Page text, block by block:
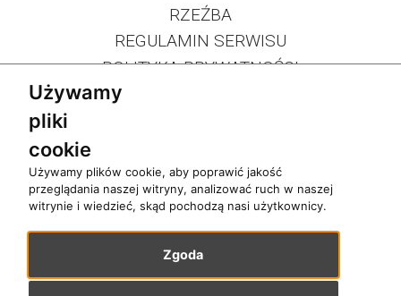
Używamy
pliki
cookie
Używamy plików cookie, aby poprawić jakość
przeglądania naszej witryny, analizować ruch w naszej
witrynie i wiedzieć, skąd pochodzą nasi użytkownicy.
Zgoda
RZEŹBA
REGULAMIN SERWISU
POLITYKA PRYWATNOŚCI